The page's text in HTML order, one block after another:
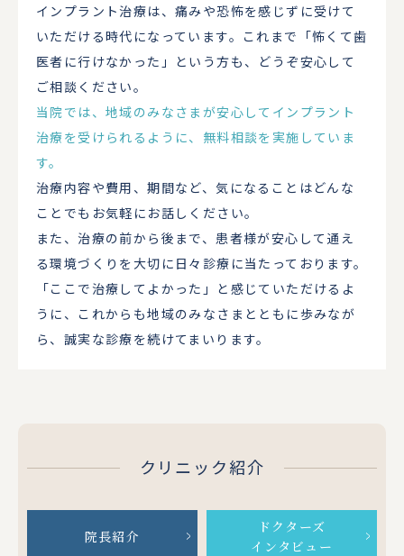
インプラント治療は、痛みや恐怖を感じずに受けて
いただける時代になっています。これまで「怖くて歯
医者に行けなかった」という方も、どうぞ安心して
ご相談ください。
当院では、地域のみなさまが安心してインプラント
治療を受けられるように、無料相談を実施していま
す。
治療内容や費用、期間など、気になることはどんな
ことでもお気軽にお話しください。
また、治療の前から後まで、患者様が安心して通え
る環境づくりを大切に日々診療に当たっております。
「ここで治療してよかった」と感じていただけるよ
うに、これからも地域のみなさまとともに歩みなが
ら、誠実な診療を続けてまいります。
クリニック紹介
院長紹介
ドクターズ
インタビュー